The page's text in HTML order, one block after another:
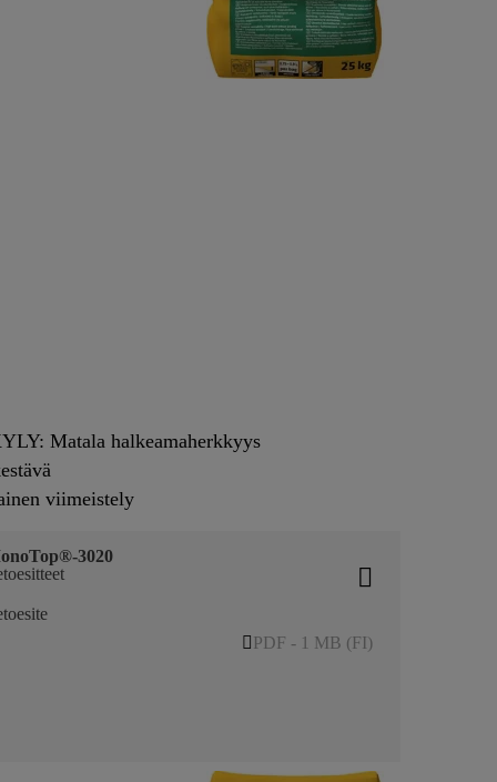
Matala halkeamaherkkyys
viimeistely
3020
PDF - 1 MB (FI)